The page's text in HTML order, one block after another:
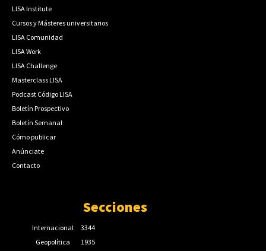
LISA Institute
Cursos y Másteres universitarios
LISA Comunidad
LISA Work
LISA Challenge
Masterclass LISA
Podcast Código LISA
Boletín Prospectivo
Boletín Semanal
Cómo publicar
Anúnciate
Contacto
Secciones
Internacional
3344
Geopolítica
1935